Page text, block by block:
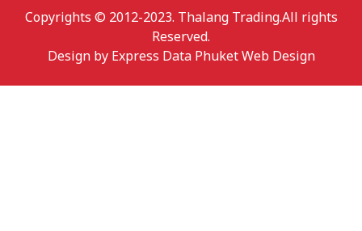
Copyrights © 2012-2023. Thalang Trading.All rights
Reserved.
Design by Express Data Phuket Web Design